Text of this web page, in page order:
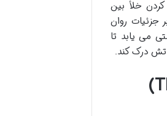
خلأ بین
بر جزئیات روان
می یابد تا
درک کند.